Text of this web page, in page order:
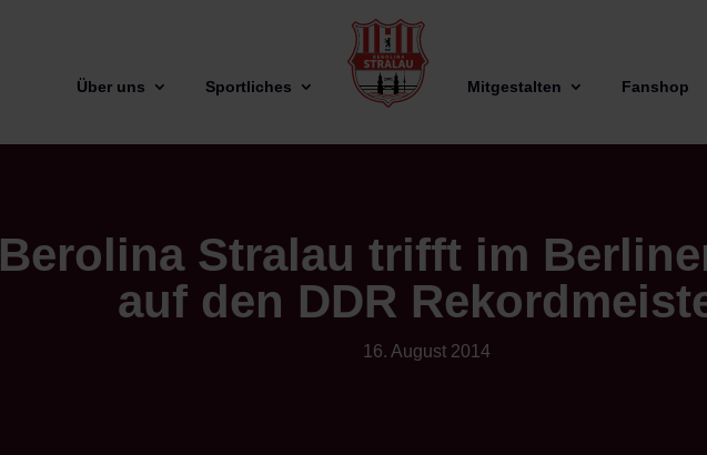
Über uns Sportliches Mitgestalten Fanshop
Berolina Stralau trifft im
auf den DDR
16. August 2014